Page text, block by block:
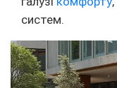
систем.